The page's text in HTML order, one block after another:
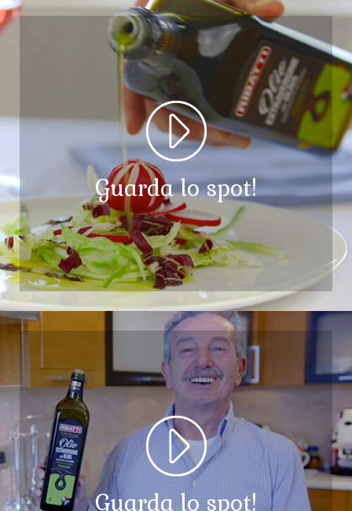
Guarda lo spot!
Guarda lo spot!